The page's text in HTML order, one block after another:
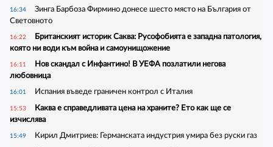
16:34
Зинга Барбоза Фирмино донесе шесто място на България от
Световното
16:22
Британският историк Саква: Русофобията е западна патология,
която ни води към война и самоунищожение
16:11
Нов скандал с Инфантино! В УЕФА позлатили негова
любовница
16:01 Испания въведе граничен контрол с Италия
15:53
Каква е справедливата цена на храните? Ето как ще се
изчислява
15:49 Кирил Дмитриев: Германската индустрия умира без руски газ